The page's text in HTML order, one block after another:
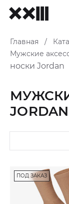
Главная /
Мужские
носки Jordan
JORDAN
ПОД ЗАКАЗ